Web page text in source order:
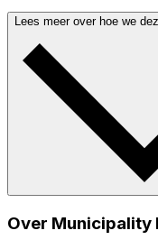
Lees meer over hoe we
Over Municipality